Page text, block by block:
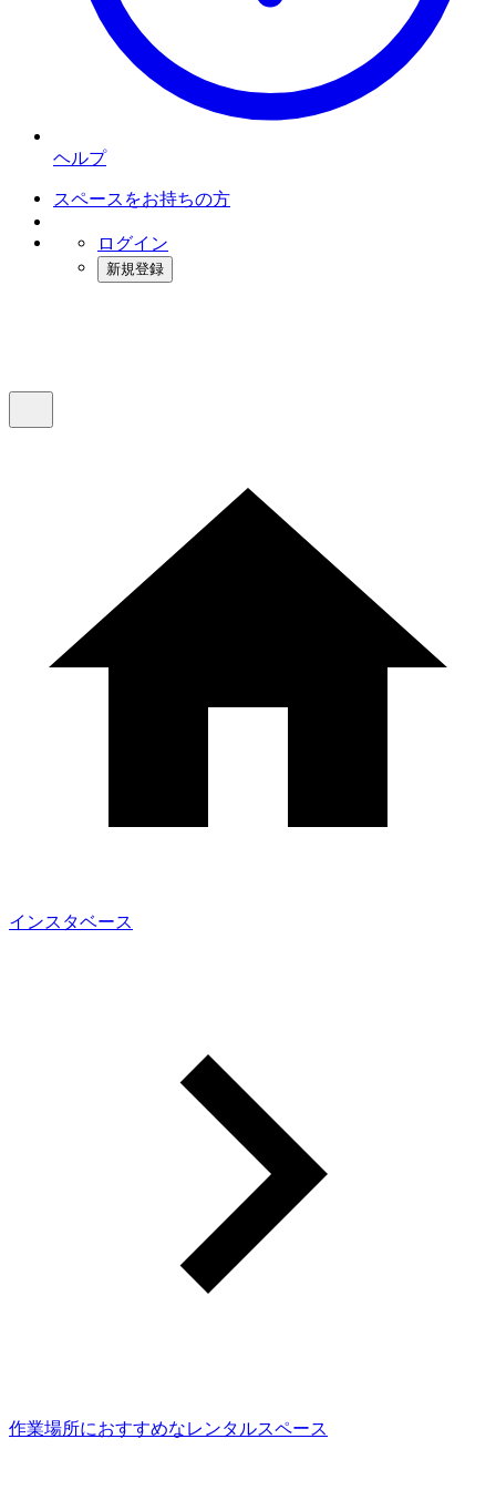
ヘルプ
スペースをお持ちの方
ログイン
新規登録
インスタベース
作業場所におすすめなレンタルスペース